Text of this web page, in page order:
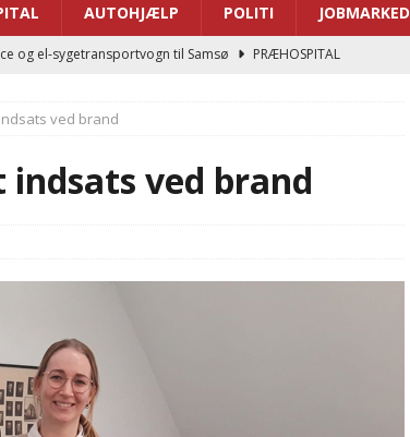
AUTOHJÆLP POLITI JOBMARKED
og el-sygetransportvogn til Samsø
PRÆHOSPITAL
skal ruste betjentene til mere kompleks
driver flere brandstationer, mens Falcks andel fortsætter
af sygetransporttilladelser kan sende 400.000 kørsler over
ved brand
ved brand